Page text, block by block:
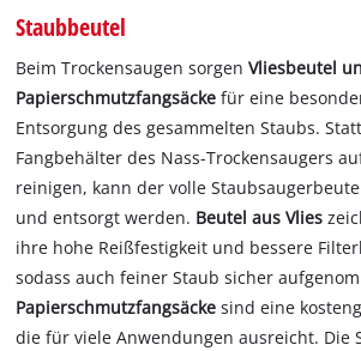
Staubbeutel
Beim Trockensaugen sorgenVliesbeutel
Papierschmutzfangsäcke für eine
Entsorgung des gesammelten Staubs.
Fangbehälter des Nass-Trockensaugers
reinigen, kann der volle
und entsorgt werden. Beutel aus Vlies
ihre hohe Reißfestigkeit und bessere
sodass auch feiner Staub sicher
Papierschmutzfangsäcke sind eine
die für viele Anwendungen ausreicht. Die